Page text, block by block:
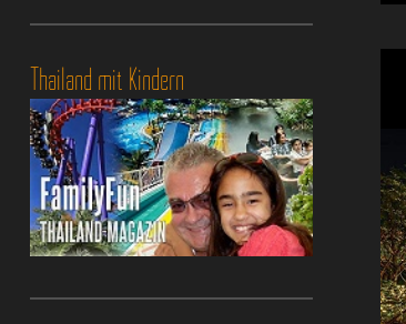
Thailand mit Kindern